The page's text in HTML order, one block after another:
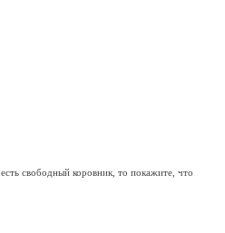
свободный коровник, то покажите, что